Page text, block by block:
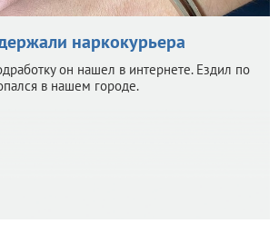
наркокурьера
он нашел в интернете. Ездил по
в нашем городе.